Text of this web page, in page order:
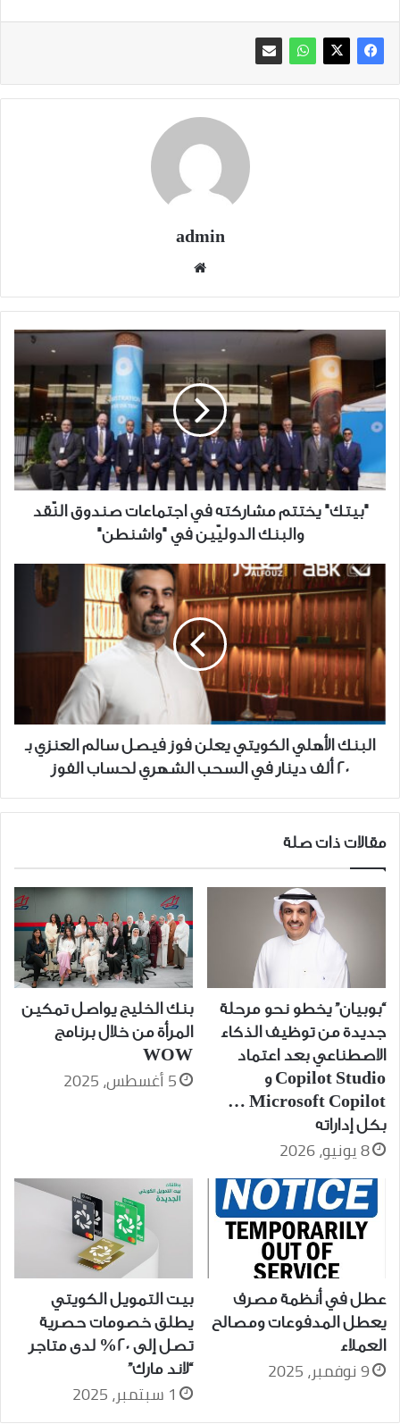
admin
"بيتك"
يختتم
مشاركته
في
اجتماعات
صندوق
النّقد
والبنك
الدوليّين
في"بيتك" يختتم مشاركته في اجتماعات صندوق النّقد
والبنك الدوليّين في "واشنطن"
البنك
الأهلي
الكويتي
يعلن
فوز
فيصل
سالم
العنزي
20
دينار
في
السحب
الشهري
لحساب
البنك الأهلي الكويتي يعلن فوز فيصل سالم العنزي بـ
20 ألف دينار في السحب الشهري لحساب الفوز
مقالات ذات صلة
“بوبيان” يخطو نحو مرحلة
جديدة من توظيف الذكاء
الاصطناعي بعد اعتماد
Copilot Studio و
Microsoft Copilot …
بكل إداراته
8 يونيو، 2026
بنك الخليج يواصل تمكين
المرأة من خلال برنامج
WOW
5 أغسطس، 2025
عطل في أنظمة مصرف
يعطل المدفوعات ومصالح
العملاء
9 نوفمبر، 2025
بيت التمويل الكويتي
يطلق خصومات حصرية
تصل إلى 20% لدى متاجر
“لاند مارك”
1 سبتمبر، 2025